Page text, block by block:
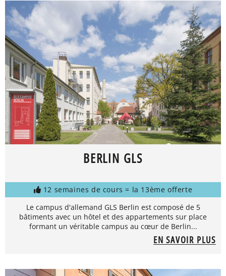
BERLIN GLS
12 semaines de cours = la 13ème offerte
Le campus d'allemand GLS Berlin est composé de 5
bâtiments avec un hôtel et des appartements sur place
formant un véritable campus au cœur de Berlin...
EN SAVOIR PLUS